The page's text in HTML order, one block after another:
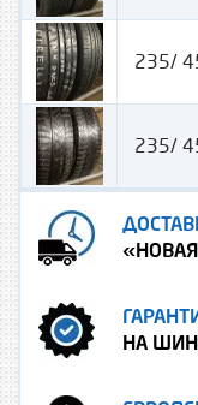
235/
235/
НА